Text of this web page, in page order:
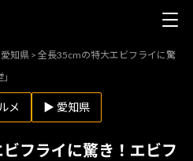
愛知県 >全長35cmの特大エビフライに驚
メ ▶ 愛知県
フライに驚き！エビフ